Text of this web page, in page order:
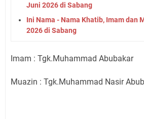
Juni 2026 di Sabang
Ini Nama - Nama Khatib, Imam dan
2026 di Sabang
Imam : Tgk.Muhammad Abubakar
Muazin : Tgk.Muhammad Nasir